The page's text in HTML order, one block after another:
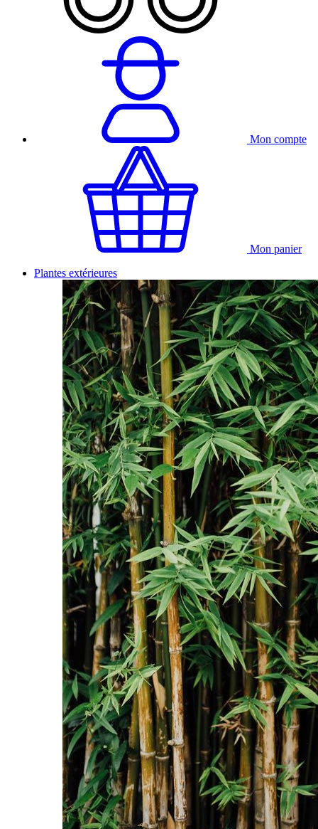
Mon compte
Mon panier
Plantes extérieures